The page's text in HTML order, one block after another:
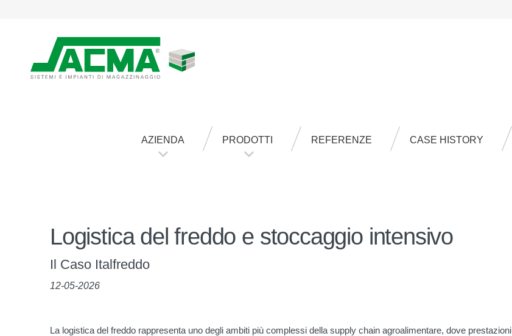
AZIENDA PRODOTTI REFERENZE CASE HISTORY
Logistica del freddo e stoccaggio intensivo
Il Caso Italfreddo
12-05-2026
La logistica del freddo rappresenta uno degli ambiti più complessi della supply chain agroalimentare, dove prestazioni